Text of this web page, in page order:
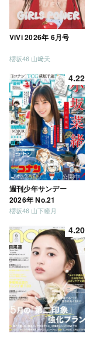
ViVi 2026年 6月号
櫻坂46 山﨑天
4.22
週刊少年サンデー
2026年 No.21
櫻坂46 山下瞳月
4.20